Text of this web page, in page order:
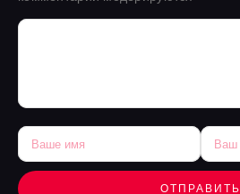
ОТПРАВИТЬ